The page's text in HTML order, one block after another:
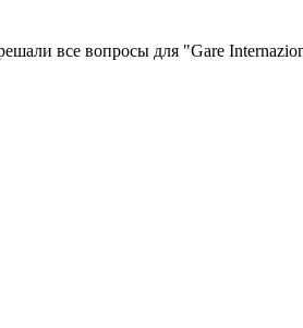
все вопросы для "Gare